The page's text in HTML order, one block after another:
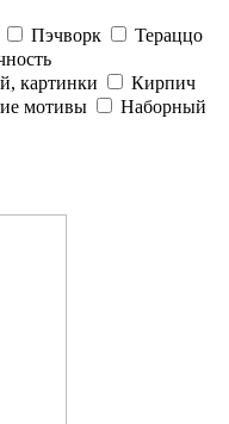
Пэчворк
Тераццо
картинки
Кирпич
мотивы
Наборный